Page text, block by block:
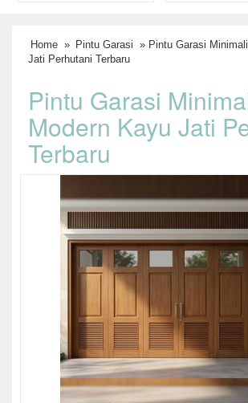
Home » Pintu Garasi » Pintu Garasi
Jati Perhutani Terbaru
Pintu Garasi
Modern Kayu Jati
Terbaru